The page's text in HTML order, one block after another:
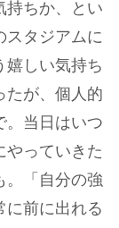
持ちか、とい
スタジアムに
嬉しい気持ち
たが、個人的
。当日はいつ
やっていきた
。「自分の強
に前に出れる